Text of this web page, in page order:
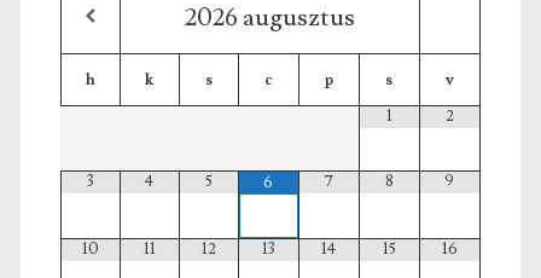
2026 augusztus
h k s c p s
v
1
2
3 4 5 6 7 8 9
10 11 12 13 14 15 16